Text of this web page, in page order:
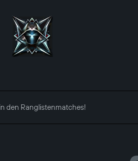
den Ranglistenmatches!